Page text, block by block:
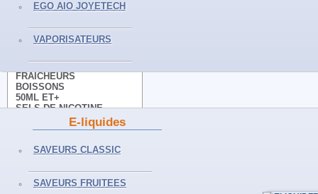
EGO AIO JOYETECH
VAPORISATEURS
E-liquides
SAVEURS CLASSIC
SAVEURS FRUITEES
E-LIQUIDES
CLASSICS
GOURMANDS
FRAICHEURS
BOISSONS
50ML ET+
SELS DE NICOTINE
ACCESSOIRES
CLEAROMISEURS
RESISTANCES